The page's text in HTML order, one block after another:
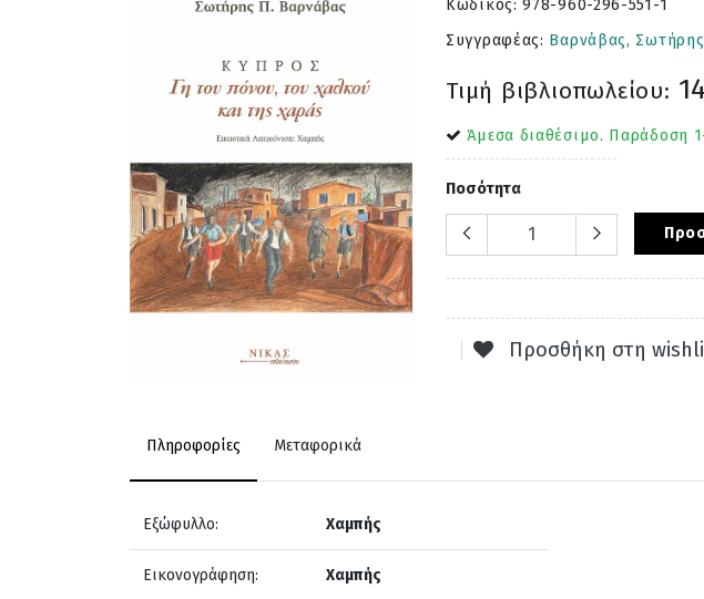
Κωδικός:978-960-296-551-1
Συγγραφέας: Βαρνάβας,
Τιμή βιβλιοπωλείου:
Άμεσα διαθέσιμο. Παράδοση
Ποσότητα
Προσθήκη στη
Πληροφορίες Μεταφορικά
Εξώφυλλο: Χαμπής
Εικονογράφηση: Χαμπής